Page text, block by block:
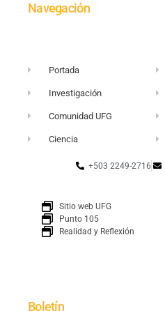
Navegación
Portada
Investigación
Comunidad UFG
Ciencia
+503 2249-2716
Sitio web UFG
Punto 105
Realidad y Reflexión
Boletín